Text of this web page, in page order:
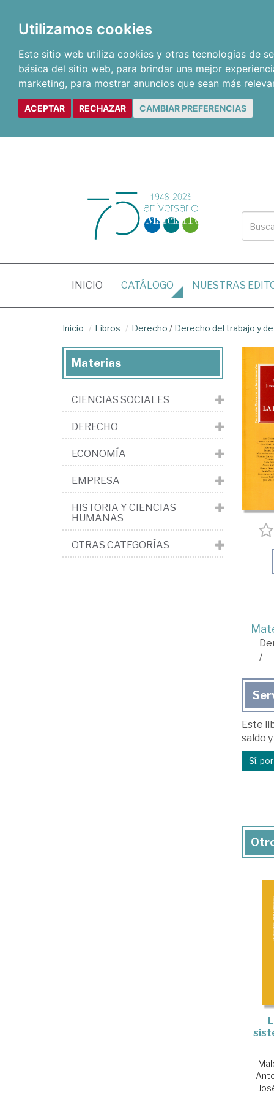
Utilizamos cookies
Este sitio web utiliza cookies y otras tecnologías de
básica del sitio web, para brindar una mejor
marketing, para mostrar anuncios que sean más
ACEPTAR RECHAZAR CAMBIAR PREFERENCIAS
INICIO (CURRENT)
CATÁLOGO NUESTRAS
Inicio Libros Derecho / Derecho del trabajo y
/
Este
saldo
Sí,
Materias
CIENCIAS SOCIALES
DERECHO
ECONOMÍA
EMPRESA
HISTORIA Y CIENCIAS
HUMANAS
OTRAS CATEGORÍAS